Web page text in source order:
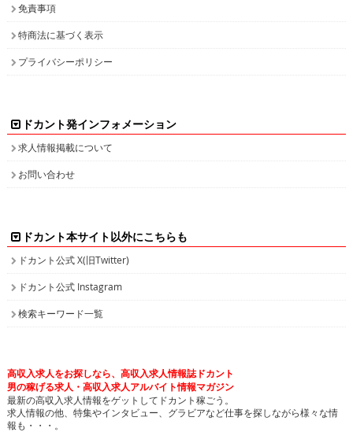
免責事項
特商法に基づく表示
プライバシーポリシー
ドカント発インフォメーション
求人情報掲載について
お問い合わせ
ドカント本サイト以外にこちらも
ドカント公式 X(旧Twitter)
ドカント公式 Instagram
検索キーワード一覧
高収入求人をお探しなら、高収入求人情報誌ドカント
男の稼げる求人・高収入求人アルバイト情報マガジン
最新の高収入求人情報をゲットしてドカント稼ごう。
求人情報の他、特集やインタビュー、グラビアなど仕事を探しながら様々な情
報も・・・。